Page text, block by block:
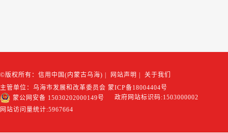
©版权所有：信用中国(内蒙古乌海) 网站声明
关于我们
主管单位：乌海市发展和改革委员会 蒙ICP备18004404号
蒙公网安备 15030202000149号
政府网站标识码:1503000002
网站访问量统计:5967664